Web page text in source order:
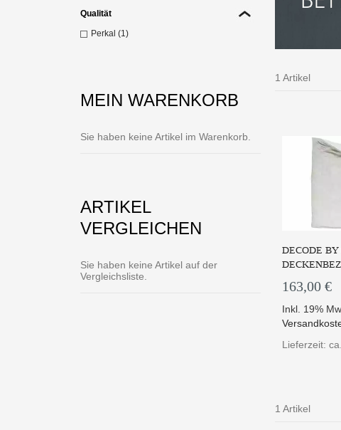
1 Artikel
DECODE
163,00 €
Inkl. 19%
Lieferzeit:
1 Artikel
Qualität
Perkal (1)
MEIN WARENKORB
Sie haben keine Artikel im Warenkorb.
ARTIKEL
VERGLEICHEN
Sie haben keine Artikel auf der
Vergleichsliste.